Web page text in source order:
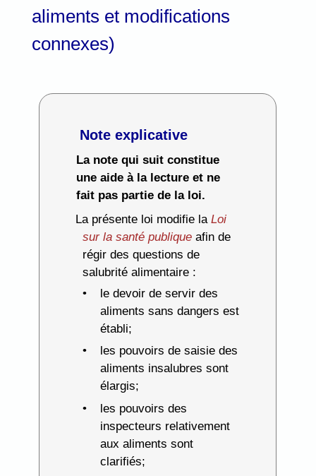
aliments et modifications
connexes)
Note explicative
La note qui suit constitue
une aide à la lecture et ne
fait pas partie de la loi.
La présente loi modifie la Loi
sur la santé publiqueafin de
régir des questions de
salubrité alimentaire :
le devoir de servir des
aliments sans dangers est
établi;
les pouvoirs de saisie des
aliments insalubres sont
élargis;
les pouvoirs des
inspecteurs relativement
aux aliments sont
clarifiés;